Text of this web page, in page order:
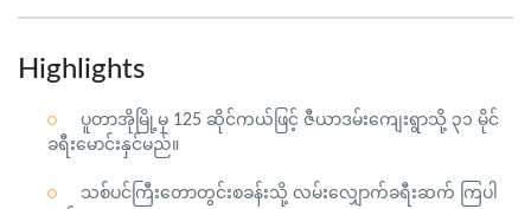
Highlights
ပူတာအိုမြို့မှ 125 ဆိုင်ကယ်ဖြင့် ဇီယာဒမ်းကျေးရွာသို့ ၃၁ မိုင်
ခရီးမောင်းနှင်မည်။
သစ်ပင်ကြီးတောတွင်းစခန်းသို့ လမ်းလျှောက်ခရီးဆက် ကြပါ